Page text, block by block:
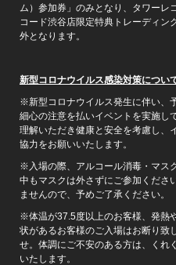
ム）参加券」のみとなり、タワーレ
コード渋谷店限定特典トレーディン
外となります。
新型コロナウイルス感染対策につい
※新型コロナウイルス発生に伴い、
細心の注意を払いイベントを実施し
理解いただき健康と安全を考慮し、
協力をお願いいたします。
※入場の際、アルコール消毒・マス
中もマスクは外さずにご参加くださ
ませんので、予めご了承ください。
※体温が37.5度以上のお客様、発熱
状があるお客様のご入場はお断り致
せ。体調にご不安のある方は、くれ
いたします。